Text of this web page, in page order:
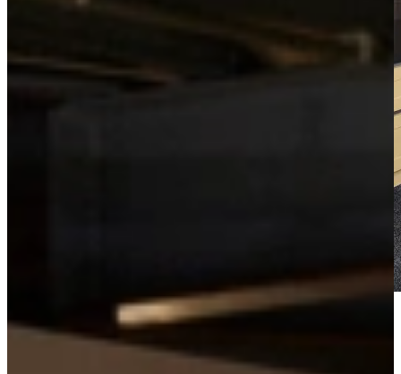
Bekijk de videotour
Vrijblijvend advies?